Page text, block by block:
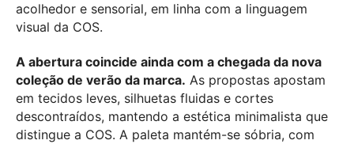
acolhedor e sensorial, em linha com a linguagem
visual da COS.
A abertura coincide ainda com a chegada da nova
coleção de verão da marca. As propostas apostam
em tecidos leves, silhuetas fluidas e cortes
descontraídos, mantendo a estética minimalista que
distingue a COS. A paleta mantém-se sóbria, com